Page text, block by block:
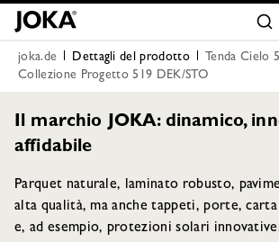
joka.de Dettagli del prodotto
Tenda Cielo
Collezione Progetto 519 DEK/STO
Il marchio JOKA: dinamico,
affidabile
Parquet naturale, laminato robusto,
alta qualità, ma anche tappeti, porte,
e, ad esempio, protezioni solari